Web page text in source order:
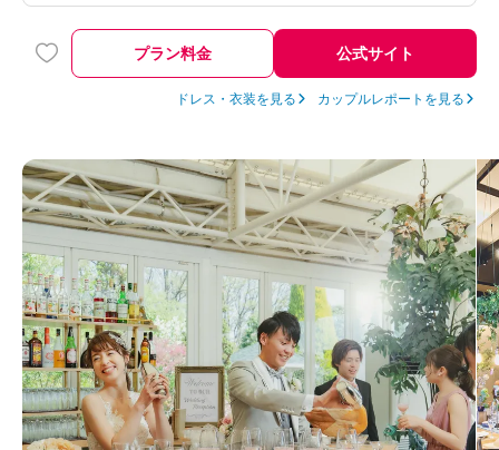
プラン料金 公式サイト
ドレス・衣装を見る カップルレポートを見る